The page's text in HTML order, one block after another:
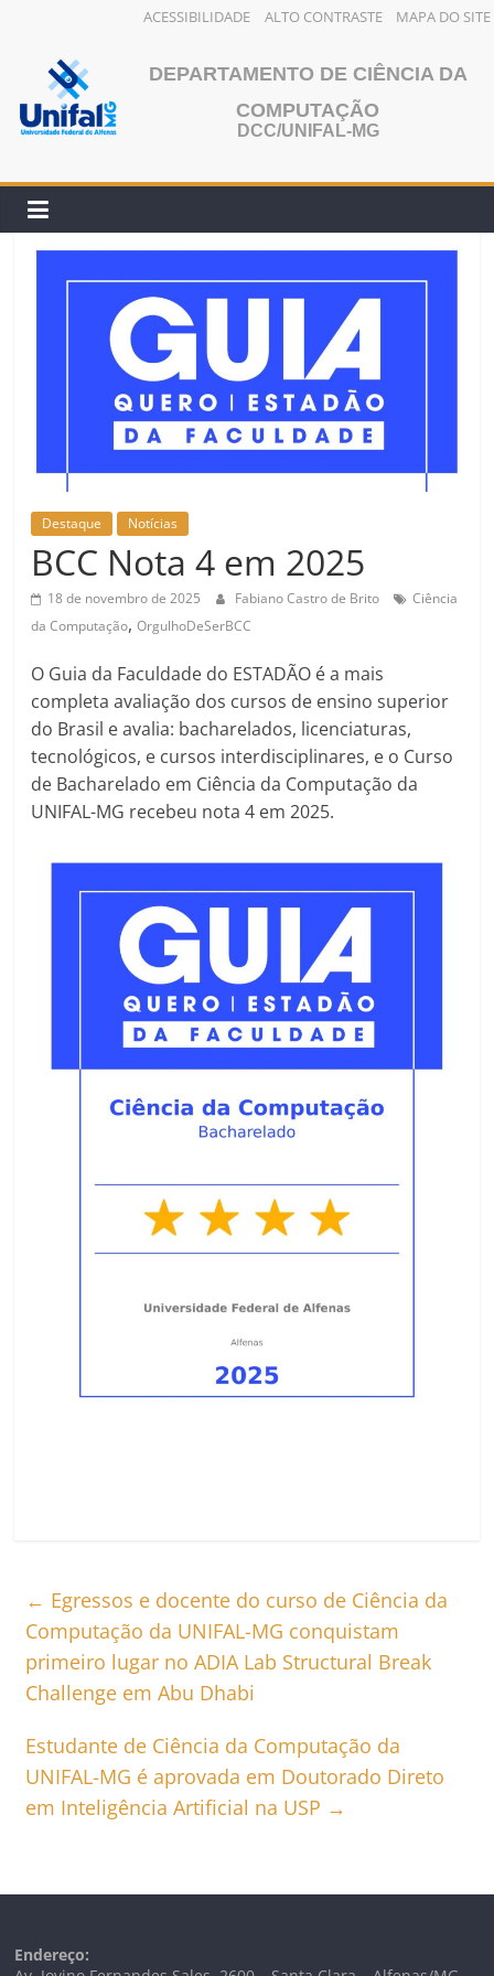
ACESSIBILIDADE ALTO CONTRASTE MAPA DO SITE
conteúdo
DEPARTAMENTO DE CIÊNCIA DA
COMPUTAÇÃO
DCC/UNIFAL-MG
Destaque Notícias
BCC Nota 4 em 2025
18 de novembro de 2025 Fabiano Castro de Brito
Ciência
da Computação,OrgulhoDeSerBCC
O Guia da Faculdade do ESTADÃO é a mais
completa avaliação dos cursos de ensino superior
do Brasil e avalia: bacharelados, licenciaturas,
tecnológicos, e cursos interdisciplinares, e o Curso
de Bacharelado em Ciência da Computação da
UNIFAL-MG recebeu nota 4 em 2025.
← Egressos e docente do curso de Ciência da
Computação da UNIFAL-MG conquistam
primeiro lugar no ADIA Lab Structural Break
Challenge em Abu Dhabi
Estudante de Ciência da Computação da
UNIFAL-MG é aprovada em Doutorado Direto
em Inteligência Artificial na USP →
Endereço: